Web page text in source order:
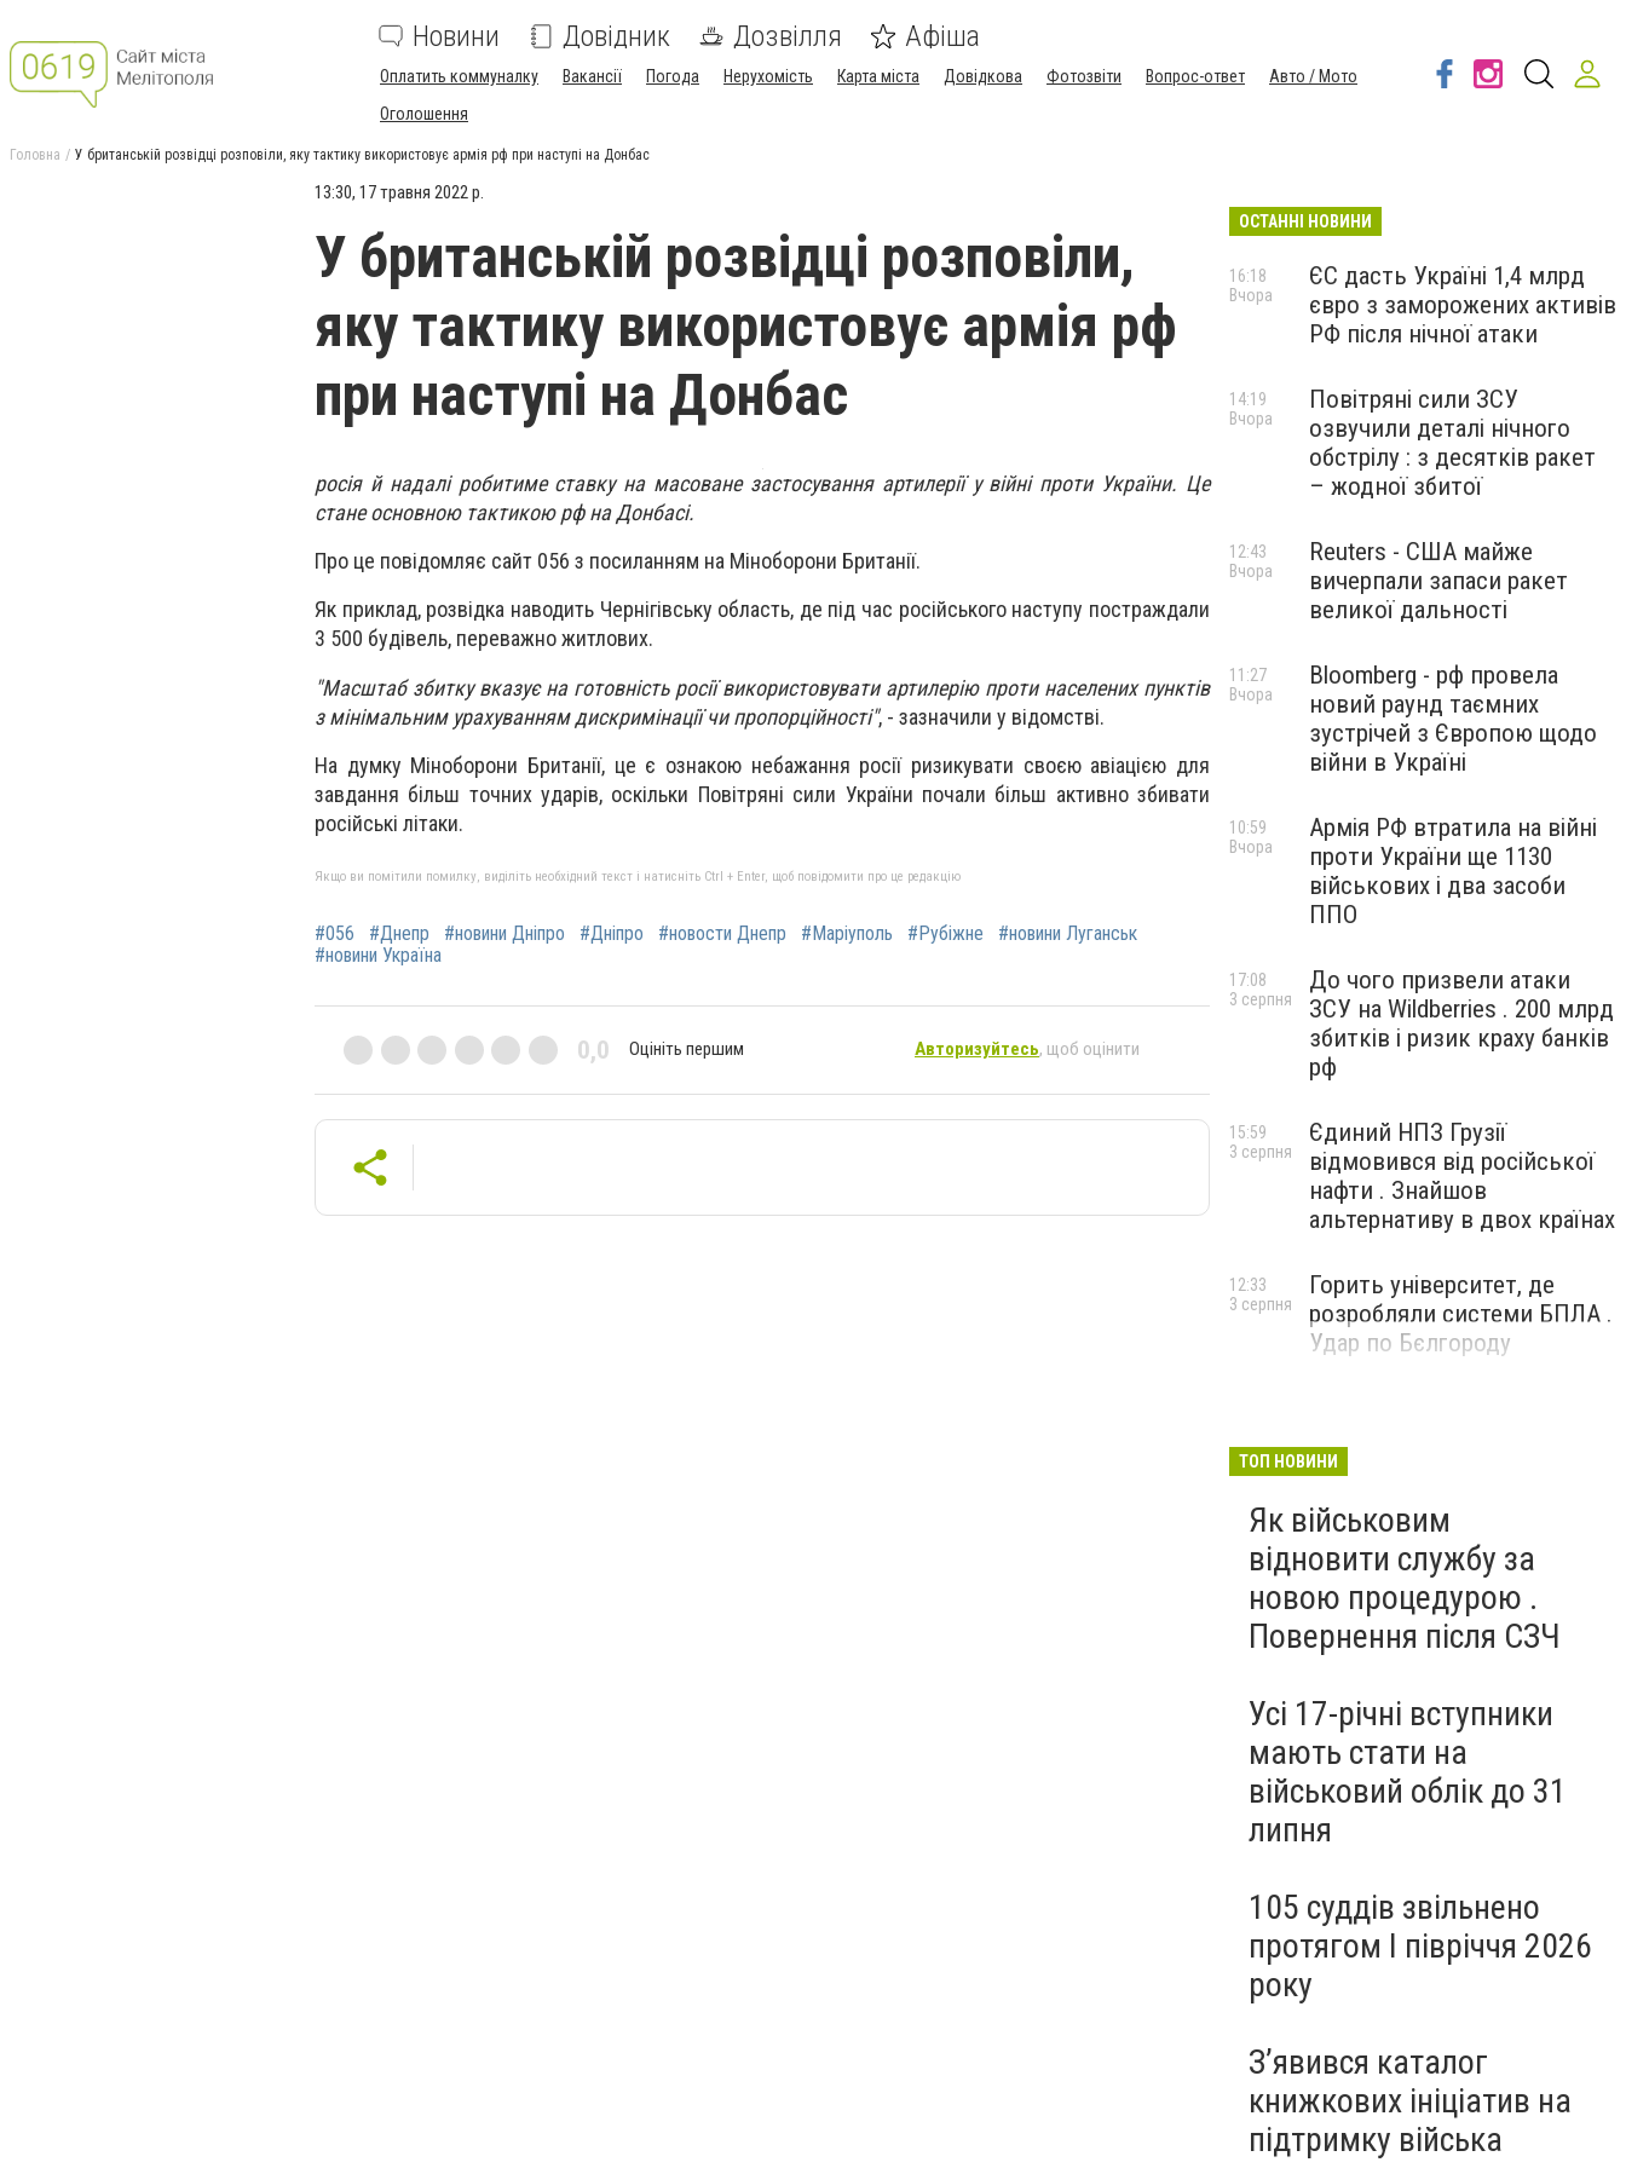
Новини Довідник Дозвілля Афіша
Оплатить коммуналку Вакансії Погода Нерухомість Карта міста Довідкова Фотозвіти Вопрос-ответ
Авто / Мото
Оголошення
Головна У британській розвідці розповіли, яку тактику використовує армія рф при наступі на Донбас
13:30, 17 травня 2022 р.
У британській розвідці розповіли,
яку тактику використовує армія рф
при наступі на Донбас
росія й надалі робитиме ставку на масоване застосування артилерії у війні проти України. Це
стане основною тактикою рф на Донбасі.
Про це повідомляє сайт 056 з посиланням на Міноборони Британії.
Як приклад, розвідка наводить Чернігівську область, де під час російського наступу постраждали
3 500 будівель, переважно житлових.
"Масштаб збитку вказує на готовність росії використовувати артилерію проти населених пунктів
з мінімальним урахуванням дискримінації чи пропорційності", - зазначили у відомстві.
На думку Міноборони Британії, це є ознакою небажання росії ризикувати своєю авіацією для
завдання більш точних ударів, оскільки Повітряні сили України почали більш активно збивати
російські літаки.
Якщо ви помітили помилку, виділіть необхідний текст і натисніть Ctrl + Enter, щоб повідомити про це редакцію
#056 #Днепр #новини Дніпро #Дніпро #новости Днепр #Маріуполь #Рубіжне
#новини Луганськ
#новини Україна
0,0 Оцініть першим Авторизуйтесь, щоб оцінити
ОСТАННІ НОВИНИ
ЄС дасть Україні 1,4 млрд
євро з заморожених активів
РФ після нічної атаки
16:18
Вчора
Повітряні сили ЗСУ
озвучили деталі нічного
обстрілу : з десятків ракет
– жодної збитої
14:19
Вчора
Reuters - США майже
вичерпали запаси ракет
великої дальності
12:43
Вчора
Bloomberg - рф провела
новий раунд таємних
зустрічей з Європою щодо
війни в Україні
11:27
Вчора
Армія РФ втратила на війні
проти України ще 1130
військових і два засоби
ППО
10:59
Вчора
До чого призвели атаки
ЗСУ на Wildberries . 200 млрд
збитків і ризик краху банків
рф
17:08
3 серпня
Єдиний НПЗ Грузії
відмовився від російської
нафти . Знайшов
альтернативу в двох країнах
15:59
3 серпня
Горить університет, де
розробляли системи БПЛА .
Удар по Бєлгороду
12:33
3 серпня
ТОП НОВИНИ
Як військовим
відновити службу за
новою процедурою .
Повернення після СЗЧ
Усі 17-річні вступники
мають стати на
військовий облік до 31
липня
105 суддів звільнено
протягом I півріччя 2026
року
З’явився каталог
книжкових ініціатив на
підтримку війська